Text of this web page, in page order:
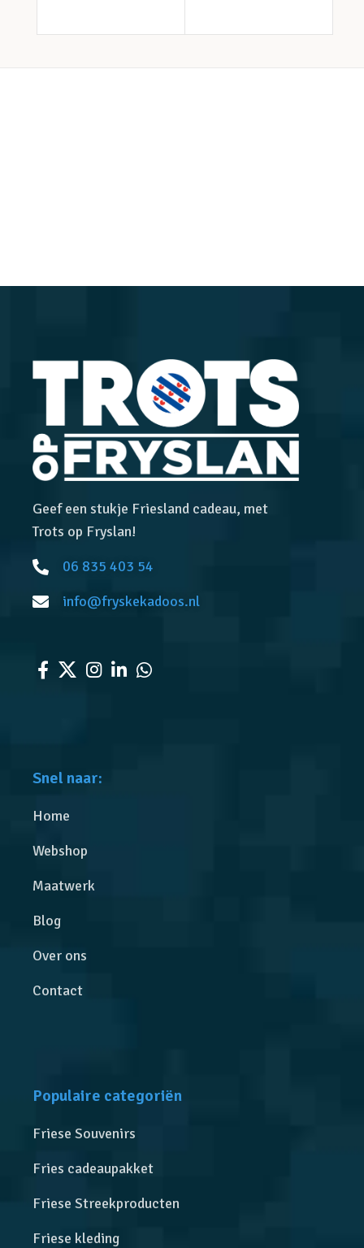
Geef een stukje Friesland cadeau, met
Trots op Fryslan!
06 835 403 54
info@fryskekadoos.nl
Snel naar:
Home
Webshop
Maatwerk
Blog
Over ons
Contact
Populaire categoriën
Friese Souvenirs
Fries cadeaupakket
Friese Streekproducten
Friese kleding